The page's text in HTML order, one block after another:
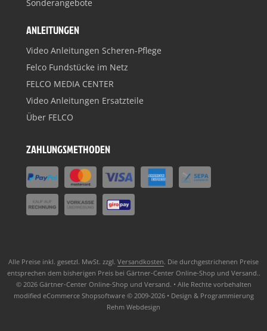
Sonderangebote
ANLEITUNGEN
Video Anleitungen Scheren-Pflege
Felco Fundstücke im Netz
FELCO MEDIA CENTER
Video Anleitungen Ersatzteile
Über FELCO
ZAHLUNGSMETHODEN
Alle Preise inkl. gesetzl. MwSt. zzgl. Versandkosten. Die durchgestrichenen Preise
entsprechen dem bisherigen Preis bei Gärtner-Center Online-Shop und Versand..
© 2026 Gärtner-Center Online-Shop und Versand. • Alle Rechte vorbehalten
modified eCommerce Shopsoftware © 2009-2026 • Design & Programmierung
Rehm Webdesign